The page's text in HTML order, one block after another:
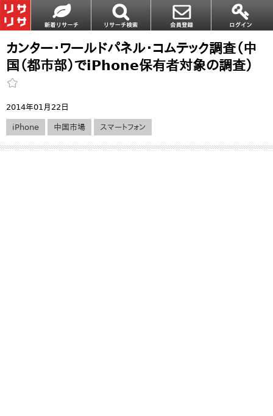
カンター・ワールドパネル・コムテック調査（中
国（都市部）でiPhone保有者対象の調査）
2014年01月22日
iPhone 中国市場 スマートフォン